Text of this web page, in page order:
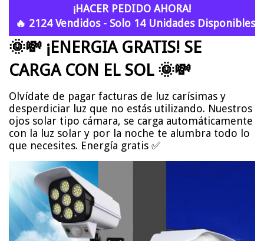
¡HACER PEDIDO AHORA!
🔥 2124 Vendidos - Solo 14 Unidades Disponibles!
🌞💸 ¡ENERGIA GRATIS! SE
CARGA CON EL SOL 🌞💸
Olvídate de pagar facturas de luz carísimas y
desperdiciar luz que no estás utilizando. Nuestros
ojos solar tipo cámara, se carga automáticamente
con la luz solar y por la noche te alumbra todo lo
que necesites. Energía gratis ✅